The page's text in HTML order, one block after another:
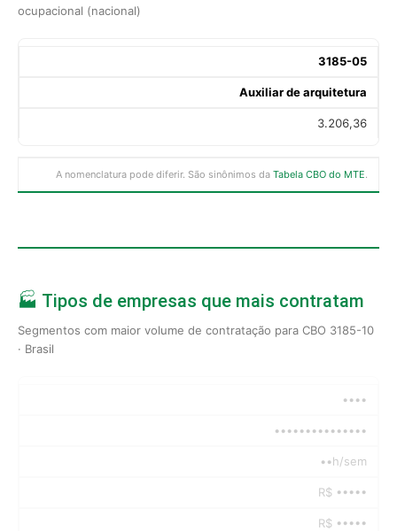
ocupacional (nacional)
3185-05
Auxiliar de arquitetura
3.206,36
A nomenclatura pode diferir. São sinônimos da Tabela CBO do MTE.
🏭 Tipos de empresas que mais contratam
Segmentos com maior volume de contratação para CBO 3185-10
· Brasil
••••
•••••••••••••••
••h/sem
R$ •••••
R$ •••••